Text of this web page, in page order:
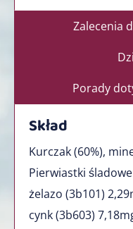
Zalecenia
Porady
Skład
Kurczak (60%),
Pierwiastki
żelazo (3b101)
cynk (3b603)